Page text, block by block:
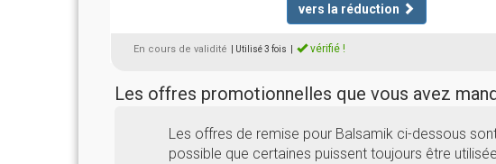
vers la réduction
En cours de validité | Utilisé 3 fois vérifié !
Les offres promotionnelles que vous avez
Les offres de remise pour Balsamik ci-dessous
possible que certaines puissent toujours être